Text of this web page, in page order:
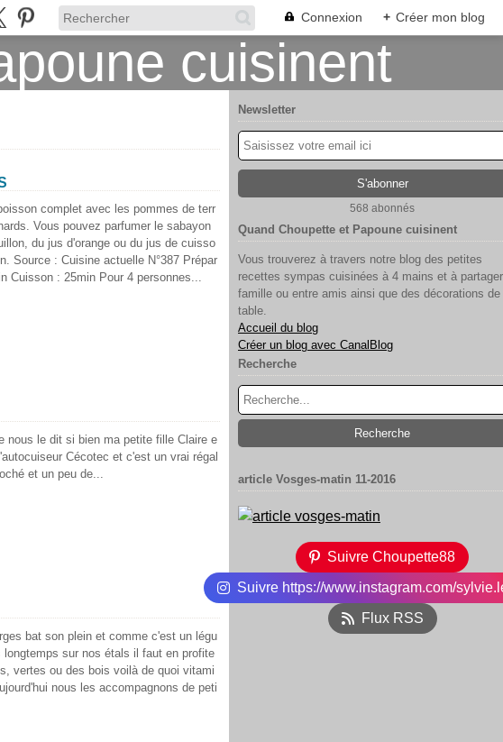
Connexion + Créer mon blog
complet avec les pommes de terr
Vous pouvez parfumer le sabayon
du jus d'orange ou du jus de cuisso
Source : Cuisine actuelle N°387 Prépar
Cuisson : 25min Pour 4 personnes...
nous le dit si bien ma petite fille Claire e
Cécotec et c'est un vrai régal
et un peu de...
bat son plein et comme c'est un légu
longtemps sur nos étals il faut en profite
vertes ou des bois voilà de quoi vitami
nous les accompagnons de peti
Newsletter
568 abonnés
Quand Choupette et Papoune cuisinent
Vous trouverez à travers notre blog des petites
recettes sympas cuisinées à 4 mains et à
famille ou entre amis ainsi que des décorations de
table.
Accueil du blog
Créer un blog avec CanalBlog
Recherche
article Vosges-matin 11-2016
Suivre Choupette88
Suivre https://www.instagram.com/
Flux RSS